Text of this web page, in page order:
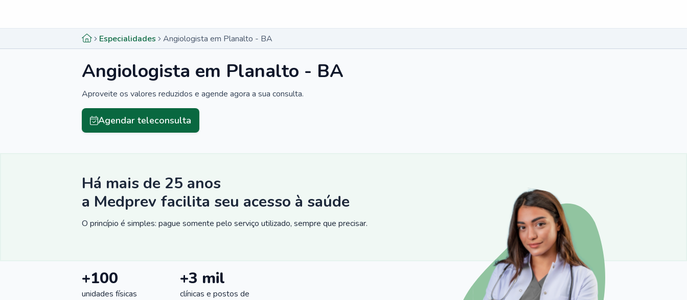
Especialidades Angiologista em Planalto - BA
Angiologista em Planalto - BA
Aproveite os valores reduzidos e agende agora a sua consulta.
Agendar teleconsulta
Há mais de 25 anos
a Medprev facilita seu acesso à saúde
O princípio é simples: pague somente pelo serviço utilizado, sempre que precisar.
+100
unidades físicas
+3 mil
clínicas e postos de